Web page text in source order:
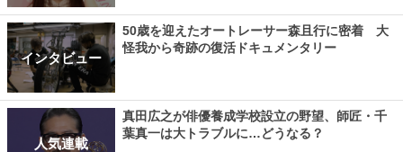
インタビュー
50歳を迎えたオートレーサー森且行に密着 大
怪我から奇跡の復活ドキュメンタリー
人気連載
真田広之が俳優養成学校設立の野望、師匠・千
葉真一は大トラブルに…どうなる？